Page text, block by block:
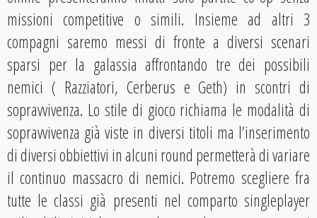
missioni competitive o simili. Insieme ad altri 3
compagni saremo messi di fronte a diversi scenari
sparsi per la galassia affrontando tre dei possibili
nemici ( Razziatori, Cerberus e Geth) in scontri di
sopravvivenza. Lo stile di gioco richiama le modalità di
sopravvivenza già viste in diversi titoli ma l’inserimento
di diversi obbiettivi in alcuni round permetterà di variare
il continuo massacro di nemici. Potremo scegliere fra
tutte le classi già presenti nel comparto singleplayer